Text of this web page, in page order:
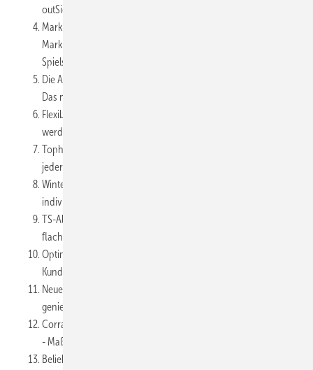
outSide vorgestellt
Markilux stattet Golfclubs mit grossflächigen
Markisensystemen aus - Hole in One: Für eine gelungene
Spielsaison
Die Ansprüche der Kunden haben sich geändert - Terrassen:
Das neue Profitcenter
Flexibler können Terrassen und Gastgärten nicht gestaltet
werden - Ohne Limit: Gasträume im Freien
Tophoven setzt auf Produktvielfalt - Schirm gefällig? Gerne in
jeder Größe
Winterfeste und sturmsichere Lösungen von Bikatec -
individuell geplant und gefertigt
TS-Aluminium stellt neue Terrassenüberdachung vor - Flach,
flacher, „Serie Flachdach“
Optimale Beratung und Planung sind für Rainer Möhn gesetzt -
Kundenorientierung steht im Vordergrund
Neues Dach und Markisenprogramm von Warema - Freiräume
genießen: Egal ob Lamelle, Stoff oder Glas
Corradi bietet breite Produktpalette für die Aussengastronomie
- Maßgefertigt: Lösungen für die HoReCa-Branche
Beliebter Profischirm von Caravita mit zahlreichen Extras - Die